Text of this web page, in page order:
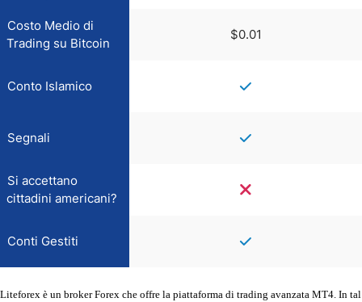
Costo Medio di
Trading su Bitcoin
$0.01
Conto Islamico
Segnali
Si accettano
cittadini americani?
Conti Gestiti
Liteforex è un broker Forex che offre la piattaforma di trading avanzata MT4. In tal